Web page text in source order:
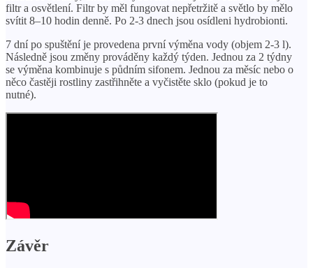
filtr a osvětlení. Filtr by měl fungovat nepřetržitě a světlo by mělo
svítit 8–10 hodin denně. Po 2-3 dnech jsou osídleni hydrobionti.
7 dní po spuštění je provedena první výměna vody (objem 2-3 l).
Následně jsou změny prováděny každý týden. Jednou za 2 týdny
se výměna kombinuje s půdním sifonem. Jednou za měsíc nebo o
něco častěji rostliny zastřihněte a vyčistěte sklo (pokud je to
nutné).
Závěr